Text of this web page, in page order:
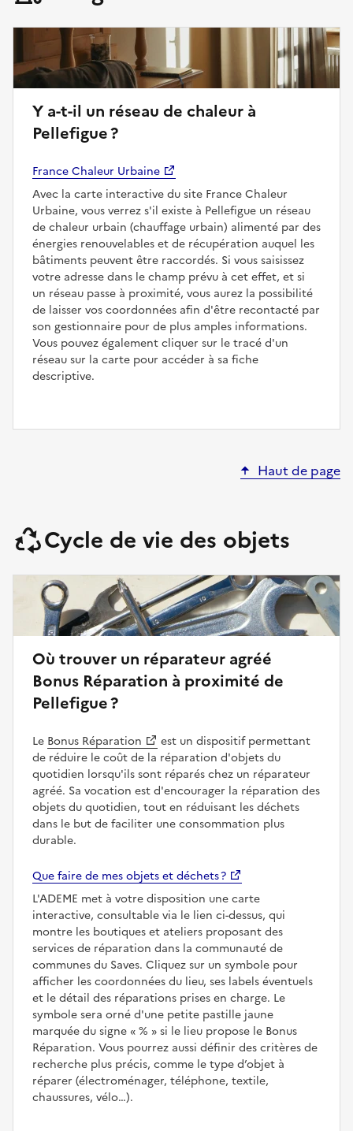
Y a-t-il un réseau de chaleur à
Pellefigue ?
France Chaleur Urbaine
Avec la carte interactive du site France Chaleur
Urbaine, vous verrez s'il existe à Pellefigue un réseau
de chaleur urbain (chauffage urbain) alimenté par des
énergies renouvelables et de récupération auquel les
bâtiments peuvent être raccordés. Si vous saisissez
votre adresse dans le champ prévu à cet effet, et si
un réseau passe à proximité, vous aurez la possibilité
de laisser vos coordonnées afin d'être recontacté par
son gestionnaire pour de plus amples informations.
Vous pouvez également cliquer sur le tracé d'un
réseau sur la carte pour accéder à sa fiche
descriptive.
Haut de page
Cycle de vie des objets
Où trouver un réparateur agréé
Bonus Réparation à proximité de
Pellefigue ?
Le Bonus Réparation
est un dispositif permettant
de réduire le coût de la réparation d'objets du
quotidien lorsqu'ils sont réparés chez un réparateur
agréé. Sa vocation est d'encourager la réparation des
objets du quotidien, tout en réduisant les déchets
dans le but de faciliter une consommation plus
durable.
Que faire de mes objets et déchets ?
L'ADEME met à votre disposition une carte
interactive, consultable via le lien ci-dessus, qui
montre les boutiques et ateliers proposant des
services de réparation dans la communauté de
communes du Saves. Cliquez sur un symbole pour
afficher les coordonnées du lieu, ses labels éventuels
et le détail des réparations prises en charge. Le
symbole sera orné d'une petite pastille jaune
marquée du signe
%
si le lieu propose le Bonus
Réparation. Vous pourrez aussi définir des critères de
recherche plus précis, comme le type d’objet à
réparer (électroménager, téléphone, textile,
chaussures, vélo…).